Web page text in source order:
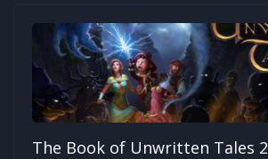
The Book of Unwritten Tales 2